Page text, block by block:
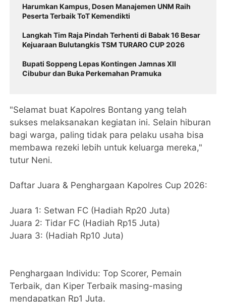
Harumkan Kampus, Dosen Manajemen UNM Raih
Peserta Terbaik ToT Kemendikti
Langkah Tim Raja Pindah Terhenti di Babak 16 Besar
Kejuaraan Bulutangkis TSM TURARO CUP 2026
Bupati Soppeng Lepas Kontingen Jamnas XII
Cibubur dan Buka Perkemahan Pramuka
​"Selamat buat Kapolres Bontang yang telah
sukses melaksanakan kegiatan ini. Selain hiburan
bagi warga, paling tidak para pelaku usaha bisa
membawa rezeki lebih untuk keluarga mereka,"
tutur Neni.
​Daftar Juara & Penghargaan Kapolres Cup 2026:
​Juara 1: Setwan FC (Hadiah Rp20 Juta)
​Juara 2: Tidar FC (Hadiah Rp15 Juta)
​Juara 3: (Hadiah Rp10 Juta)
​Penghargaan Individu: Top Scorer, Pemain
Terbaik, dan Kiper Terbaik masing-masing
mendapatkan Rp1 Juta.